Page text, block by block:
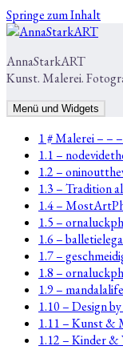
Springe zum Inhalt
AnnaStarkART
Kunst. Malerei.
Menü und Widgets
1 # Malerei – –
1.1 –
1.2 –
1.3 – Tradition
1.4 –
1.5 –
1.6 –
1.7 –
1.8 –
1.9 –
1.10 – Design
1.11 – Kunst &
1.12 – Kinder &